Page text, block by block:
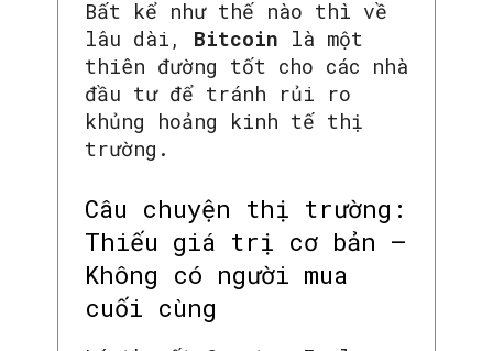
Bất kể như thế nào thì về
lâu dài, Bitcoin là một
thiên đường tốt cho các nhà
đầu tư để tránh rủi ro
khủng hoảng kinh tế thị
trường.
Câu chuyện thị trường:
Thiếu giá trị cơ bản –
Không có người mua
cuối cùng